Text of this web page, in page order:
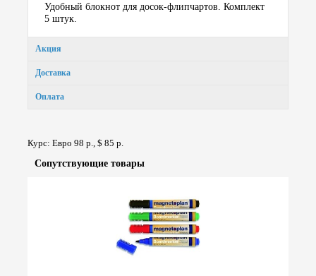
Удобный блокнот для досок-флипчартов. Комплект
5 штук.
Акция
Доставка
Оплата
Курс: Евро 98 р., $ 85 р.
Сопут­ствую­щие товары